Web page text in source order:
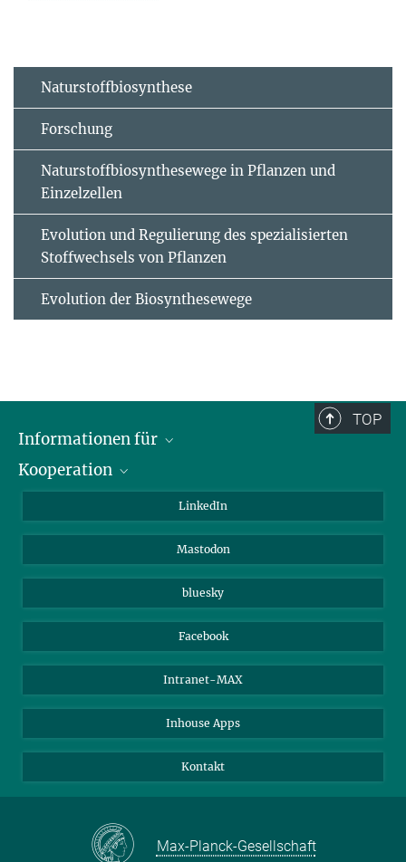
Naturstoffbiosynthese
Forschung
Naturstoffbiosynthesewege in Pflanzen und
Einzelzellen
Evolution und Regulierung des spezialisierten
Stoffwechsels von Pflanzen
Evolution der Biosynthesewege
TOP
Informationen für
Journalisten
Kooperation
Max-Planck-Gesellschaft
Beutenberg Campus e.V.
LinkedIn
Mastodon
bluesky
Facebook
Intranet-MAX
Inhouse Apps
Kontakt
Max-Planck-Gesellschaft